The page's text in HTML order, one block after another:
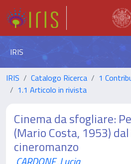
IRIS
IRIS Catalogo Ricerca
1
1.1 Articolo in rivista
Cinema da sfogliare:
(Mario Costa, 1953)
cineromanzo